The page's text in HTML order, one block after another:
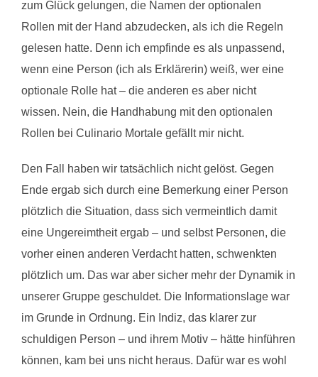
zum Glück gelungen, die Namen der optionalen
Rollen mit der Hand abzudecken, als ich die Regeln
gelesen hatte. Denn ich empfinde es als unpassend,
wenn eine Person (ich als Erklärerin) weiß, wer eine
optionale Rolle hat – die anderen es aber nicht
wissen. Nein, die Handhabung mit den optionalen
Rollen bei Culinario Mortale gefällt mir nicht.
Den Fall haben wir tatsächlich nicht gelöst. Gegen
Ende ergab sich durch eine Bemerkung einer Person
plötzlich die Situation, dass sich vermeintlich damit
eine Ungereimtheit ergab – und selbst Personen, die
vorher einen anderen Verdacht hatten, schwenkten
plötzlich um. Das war aber sicher mehr der Dynamik in
unserer Gruppe geschuldet. Die Informationslage war
im Grunde in Ordnung. Ein Indiz, das klarer zur
schuldigen Person – und ihrem Motiv – hätte hinführen
können, kam bei uns nicht heraus. Dafür war es wohl